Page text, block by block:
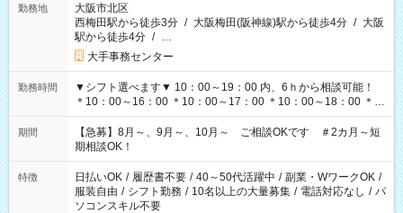
勤務地
大阪市北区
西梅田駅から徒歩3分 / 大阪梅田(阪神線)駅から徒歩4分 / 大阪
駅から徒歩4分 / …
大手事務センター
勤務時間
▼シフト選べます▼ 10：00～19：00 内、6ｈから相談可能！
＊10：00～16：00 ＊10：00～17：00 ＊10：00～18：00 ＊
11：00～19：00 ＊12：00～19：00 ＊13：00～19：00
期間
【急募】8月～、9月～、10月～ ご相談OKです ＃2カ月～短
期相談OK！
特徴 日払いOK / 履歴書不要 / 40～50代活躍中 / 副業・WワークOK /
服装自由 / シフト勤務 / 10名以上の大量募集 / 電話対応なし / パ
ソコンスキル不要